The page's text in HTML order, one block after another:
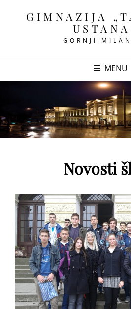
GIMNAZIJA
GORNJI
MENU
Novosti